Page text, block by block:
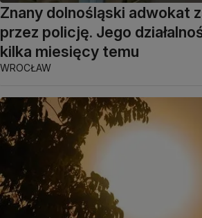
Znany dolnośląski adwokat
przez policję. Jego
kilka miesięcy temu
WROCŁAW